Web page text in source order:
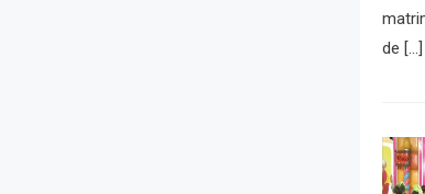
de […]